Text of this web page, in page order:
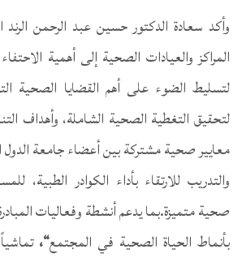
وأكد سعادة الدكتور حسين عبد الرحمن
المراكز والعيادات الصحية إلى أهمية
لتسليط الضوء على أهم القضايا الصحية
لتحقيق التغطية الصحية الشاملة، وأهداف
معايير صحية مشتركة بين أعضاء جامعة الدول
والتدريب للارتقاء بأداء الكوادر الطبية،
صحية متميزة.بما يدعم أنشطة وفعاليات
بأنماط الحياة الصحية في المجتمع“،